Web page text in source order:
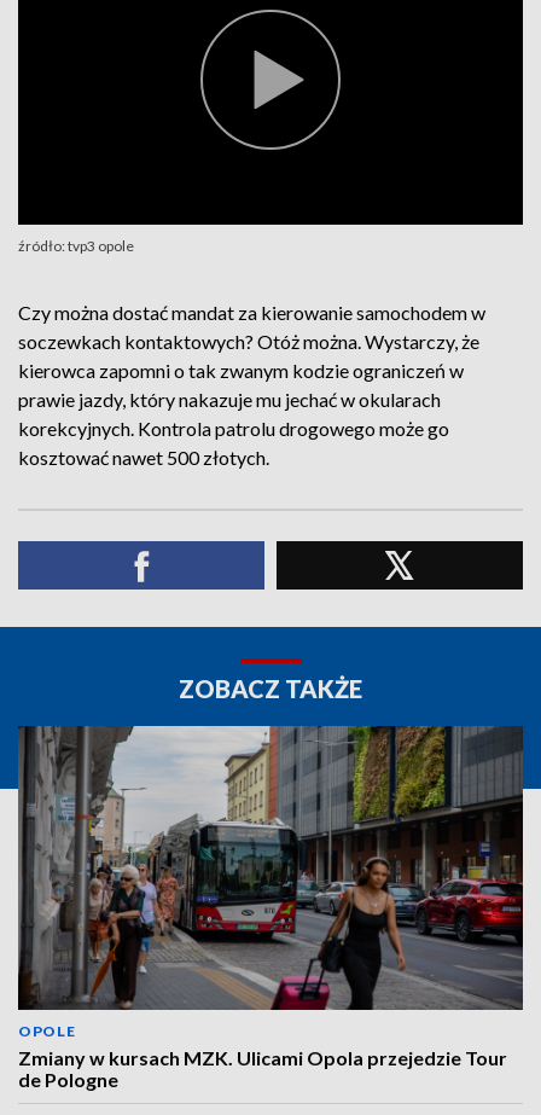
źródło: tvp3 opole
Czy można dostać mandat za kierowanie samochodem w
soczewkach kontaktowych? Otóż można. Wystarczy, że
kierowca zapomni o tak zwanym kodzie ograniczeń w
prawie jazdy, który nakazuje mu jechać w okularach
korekcyjnych. Kontrola patrolu drogowego może go
kosztować nawet 500 złotych.
ZOBACZ TAKŻE
OPOLE
Zmiany w kursach MZK. Ulicami Opola przejedzie Tour
de Pologne